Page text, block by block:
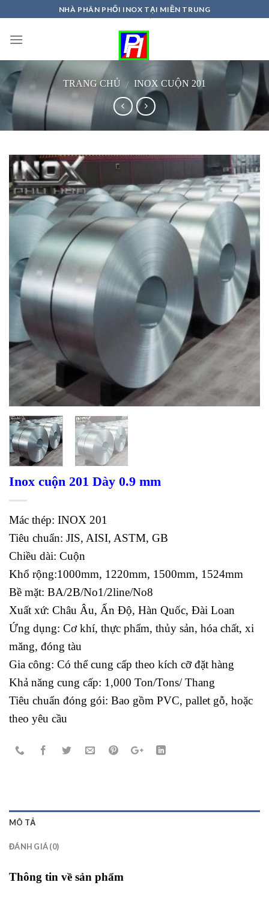
to
content
NHÀ PHÂN PHỐI INOX TẠI MIỀN TRUNG
TRANG CHỦ / INOX CUỘN 201
Inox cuộn 201 Dày 0.9 mm
Mác thép: INOX 201
Tiêu chuẩn: JIS, AISI, ASTM, GB
Chiều dài: Cuộn
Khổ rộng:1000mm, 1220mm, 1500mm, 1524mm
Bề mặt: BA/2B/No1/2line/No8
Xuất xứ: Châu Âu, Ấn Độ, Hàn Quốc, Đài Loan
Ứng dụng: Cơ khí, thực phẩm, thủy sản, hóa chất, xi
măng, đóng tàu
Gia công: Có thể cung cấp theo kích cỡ đặt hàng
Khả năng cung cấp: 1,000 Ton/Tons/ Thang
Tiêu chuẩn đóng gói: Bao gồm PVC, pallet gỗ, hoặc
theo yêu cầu
MÔ TẢ
ĐÁNH GIÁ (0)
Thông tin về sản phẩm